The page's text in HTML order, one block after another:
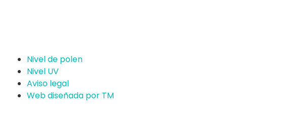
Nivel de polen
Nivel UV
Aviso legal
Web diseñada por TM